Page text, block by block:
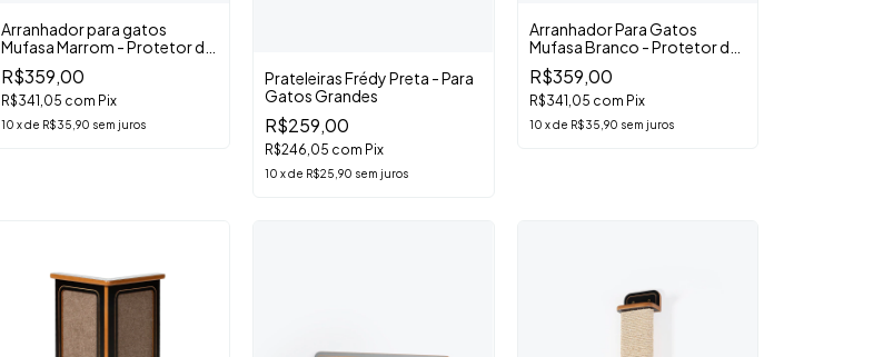
Arranhador para gatos
Mufasa Marrom - Protetor de
Sofá
R$359,00
R$341,05 com Pix
10 xde R$35,90 sem juros
Prateleiras Frédy Preta - Para
Gatos Grandes
R$259,00
R$246,05 com Pix
10 xde R$25,90 sem juros
Arranhador Para Gatos
Mufasa Branco - Protetor de
Sofá
R$359,00
R$341,05 com Pix
10 xde R$35,90 sem juros